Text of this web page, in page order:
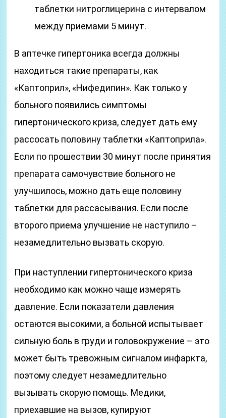
таблетки нитроглицерина с интервалом
между приемами 5 минут.
В аптечке гипертоника всегда должны
находиться такие препараты, как
«Каптоприл», «Нифедипин». Как только у
больного появились симптомы
гипертонического криза, следует дать ему
рассосать половину таблетки «Каптоприла».
Если по прошествии 30 минут после принятия
препарата самочувствие больного не
улучшилось, можно дать еще половину
таблетки для рассасывания. Если после
второго приема улучшение не наступило –
незамедлительно вызвать скорую.
При наступлении гипертонического криза
необходимо как можно чаще измерять
давление. Если показатели давления
остаются высокими, а больной испытывает
сильную боль в груди и головокружение – это
может быть тревожным сигналом инфаркта,
поэтому следует незамедлительно
вызывать скорую помощь. Медики,
приехавшие на вызов, купируют